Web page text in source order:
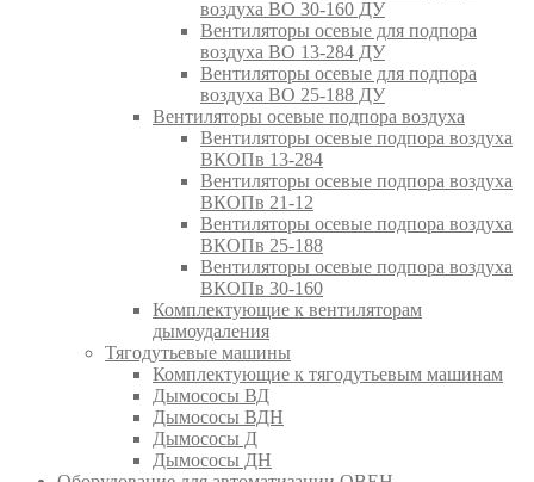
воздуха ВО 30-160 ДУ
Вентиляторы осевые для подпора
воздуха ВО 13-284 ДУ
Вентиляторы осевые для подпора
воздуха ВО 25-188 ДУ
Вентиляторы осевые подпора воздуха
Вентиляторы осевые подпора воздуха
ВКОПв 13-284
Вентиляторы осевые подпора воздуха
ВКОПв 21-12
Вентиляторы осевые подпора воздуха
ВКОПв 25-188
Вентиляторы осевые подпора воздуха
ВКОПв 30-160
Комплектующие к вентиляторам
дымоудаления
Тягодутьевые машины
Комплектующие к тягодутьевым машинам
Дымососы ВД
Дымососы ВДН
Дымососы Д
Дымососы ДН